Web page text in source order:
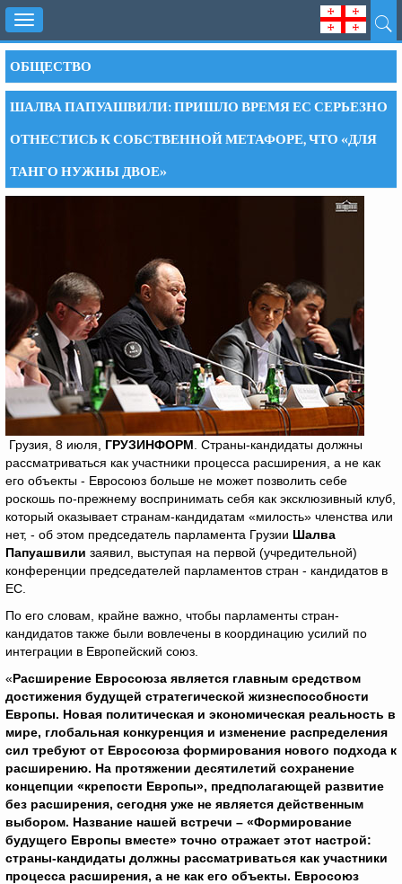
Toggle
navigation
ОБЩЕСТВО
ШАЛВА ПАПУАШВИЛИ: ПРИШЛО ВРЕМЯ ЕС СЕРЬЕЗНО
ОТНЕСТИСЬ К СОБСТВЕННОЙ МЕТАФОРЕ, ЧТО «ДЛЯ
ТАНГО НУЖНЫ ДВОЕ»
Грузия, 8 июля, ГРУЗИНФОРМ . Страны-кандидаты должны
рассматриваться как участники процесса расширения, а не как
его объекты - Евросоюз больше не может позволить себе
роскошь по-прежнему воспринимать себя как эксклюзивный клуб,
который оказывает странам-кандидатам «милость» членства или
нет, - об этом председатель парламента Грузии Шалва
Папуашвили заявил, выступая на первой (учредительной)
конференции председателей парламентов стран - кандидатов в
ЕС.
По его словам, крайне важно, чтобы парламенты стран-
кандидатов также были вовлечены в координацию усилий по
интеграции в Европейский союз.
«Расширение Евросоюза является главным средством
достижения будущей стратегической жизнеспособности
Европы. Новая политическая и экономическая реальность в
мире, глобальная конкуренция и изменение распределения
сил требуют от Евросоюза формирования нового подхода к
расширению. На протяжении десятилетий сохранение
концепции «крепости Европы», предполагающей развитие
без расширения, сегодня уже не является действенным
выбором. Название нашей встречи – «Формирование
будущего Европы вместе» точно отражает этот настрой:
страны-кандидаты должны рассматриваться как участники
процесса расширения, а не как его объекты. Евросоюз